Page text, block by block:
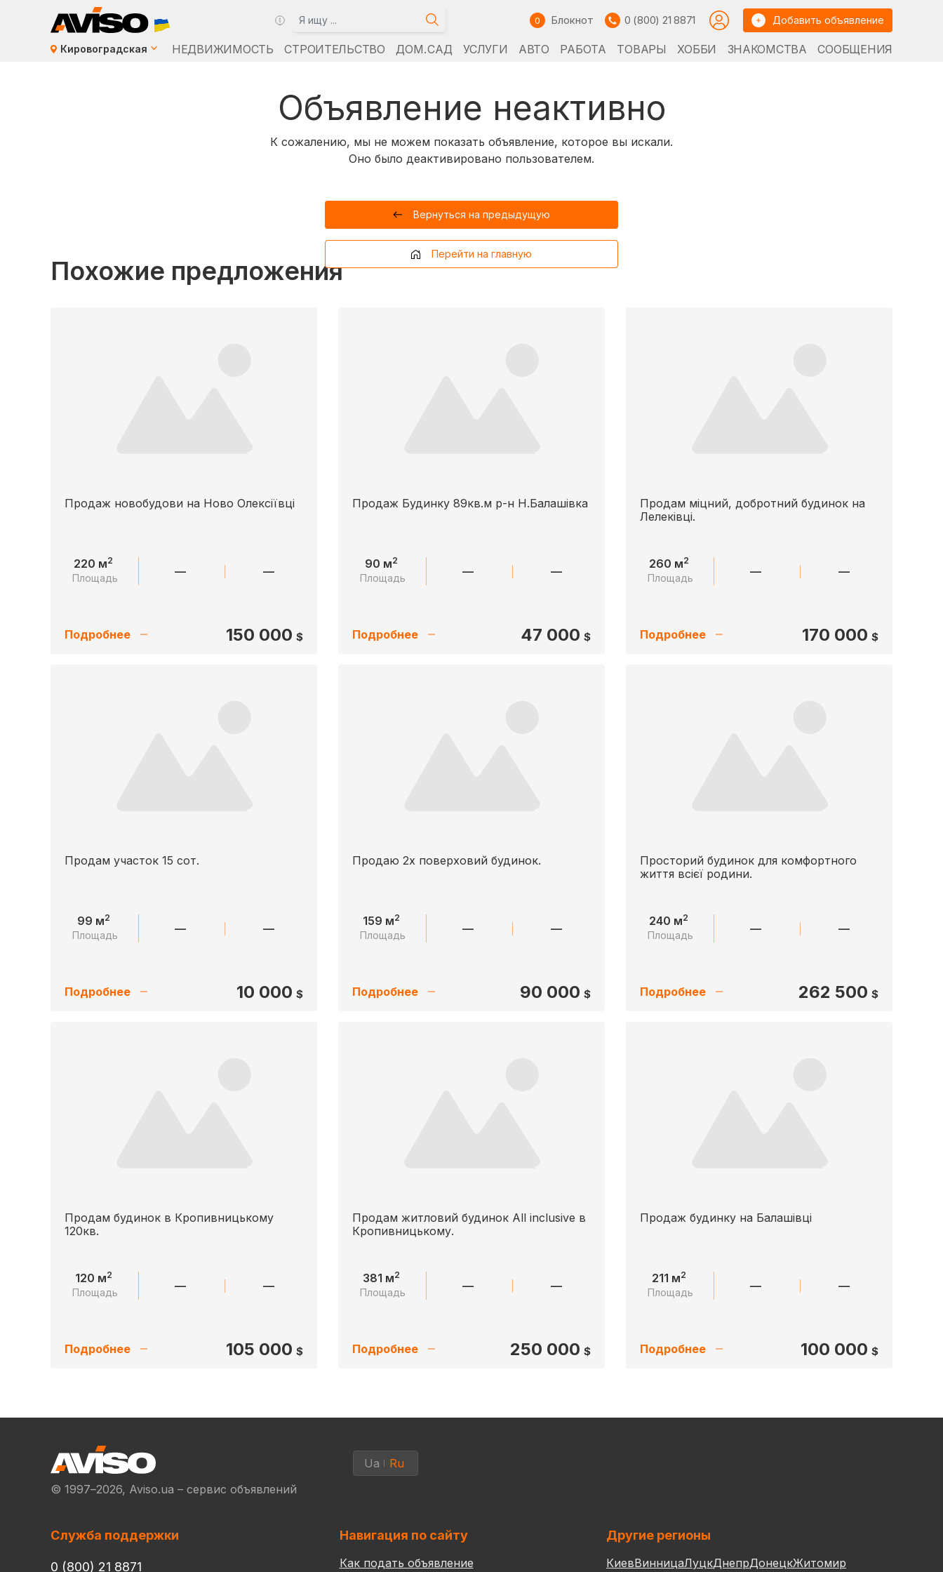
0 Блокнот 0 (800) 21 8871 Добавить объявление
Кировоградская НЕДВИЖИМОСТЬ СТРОИТЕЛЬСТВО ДОМ. САД УСЛУГИ АВТО РАБОТА ТОВАРЫ ХОББИ ЗНАКОМСТВА СООБЩЕНИЯ
Объявление неактивно
К сожалению, мы не можем показать объявление, которое вы искали.
Оно было деактивировано пользователем.
Вернуться на предыдущую
Перейти на главную
Похожие предложения
Продаж новобудови на Ново Олексіївці
220 м2
Площадь — —
Подробнее 150 000 $
Продаж Будинку 89кв.м р-н Н.Балашівка
90 м2
Площадь — —
Подробнее 47 000 $
Продам міцний, добротний будинок на
Лелеківці.
260 м2
Площадь — —
Подробнее 170 000 $
Продам участок 15 сот.
99 м2
Площадь — —
Подробнее 10 000 $
Продаю 2х поверховий будинок.
159 м2
Площадь — —
Подробнее 90 000 $
Просторий будинок для комфортного
життя всієї родини.
240 м2
Площадь — —
Подробнее 262 500 $
Продам будинок в Кропивницькому
120кв.
120 м2
Площадь — —
Подробнее 105 000 $
Продам житловий будинок All inclusive в
Кропивницькому.
381 м2
Площадь — —
Подробнее 250 000 $
Продаж будинку на Балашівці
211 м2
Площадь — —
Подробнее 100 000 $
© 1997–2026, Aviso.ua – сервис объявлений
Ua Ru
Служба поддержки
0 (800) 21 8871
Навигация по сайту
Как подать объявление
Другие регионы
КиевВинницаЛуцкДнепрДонецкЖитомир